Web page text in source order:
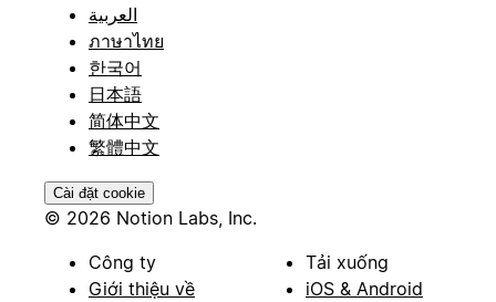
العربية
ภาษาไทย
한국어
日本語
简体中文
繁體中文
Cài đặt cookie
© 2026 Notion Labs, Inc.
Công ty
Giới thiệu về
Tải xuống
iOS & Android